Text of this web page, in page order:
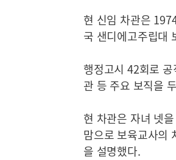
현 신임 차관은
국 샌디에고주립대
행정고시 42회로
관 등 주요 보직을
현 차관은 자녀 넷
맘으로 보육교사의
을 설명했다.